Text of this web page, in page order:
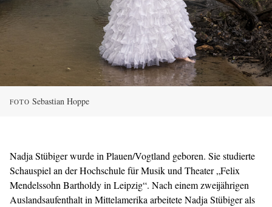
FOTO Sebastian Hoppe
Nadja Stübiger wurde in Plauen/Vogtland geboren. Sie studierte
Schauspiel an der Hochschule für Musik und Theater „Felix
Mendelssohn Bartholdy in Leipzig“. Nach einem zweijährigen
Auslandsaufenthalt in Mittelamerika arbeitete Nadja Stübiger als